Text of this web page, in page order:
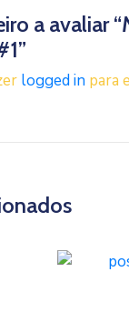
a avaliar
logged in para